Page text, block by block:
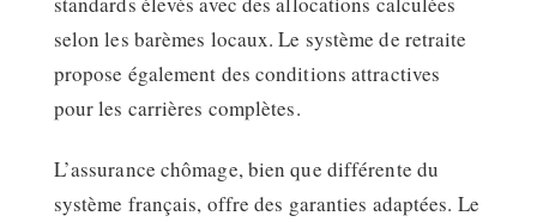
selon les barèmes locaux. Le système de retraite
propose également des conditions attractives
pour les carrières complètes.
L’assurance chômage, bien que différente du
système français, offre des garanties adaptées. Le